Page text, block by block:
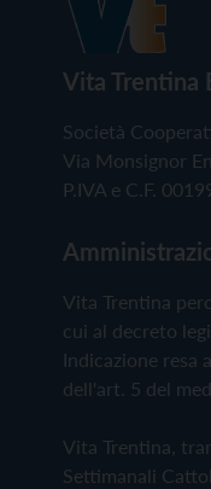
Vita Trentina
Società
Via Monsignor
P.IVA e C.F.
Vita Trentina
cui al decreto
Indicazione resa
dell'art. 5 del
Vita Trentina,
Settimanali